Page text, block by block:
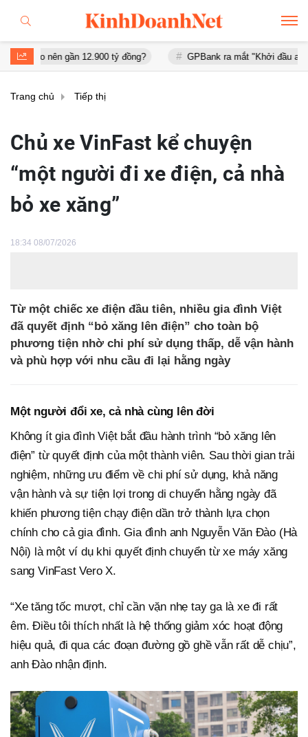
gần 12.900 tỷ đồng? GPBank ra mắt "Khởi đầu an cư", đồng
Trang chủ Tiếp thị
Chủ xe VinFast kể chuyện
“một người đi xe điện, cả nhà
bỏ xe xăng”
18:34 08/07/2026
Từ một chiếc xe điện đầu tiên, nhiều gia đình Việt
đã quyết định “bỏ xăng lên điện” cho toàn bộ
phương tiện nhờ chi phí sử dụng thấp, dễ vận hành
và phù hợp với nhu cầu đi lại hằng ngày
Một người đổi xe, cả nhà cùng lên đời
Không ít gia đình Việt bắt đầu hành trình “bỏ xăng lên
điện” từ quyết định của một thành viên. Sau thời gian trải
nghiệm, những ưu điểm về chi phí sử dụng, khả năng
vận hành và sự tiện lợi trong di chuyển hằng ngày đã
khiến phương tiện chạy điện dần trở thành lựa chọn
chính cho cả gia đình. Gia đình anh Nguyễn Văn Đào (Hà
Nội) là một ví dụ khi quyết định chuyển từ xe máy xăng
sang VinFast Vero X.
“Xe tăng tốc mượt, chỉ cần vặn nhẹ tay ga là xe đi rất
êm. Điều tôi thích nhất là hệ thống giảm xóc hoạt động
hiệu quả, đi qua các đoạn đường gồ ghề vẫn rất dễ chịu”,
anh Đào nhận định.